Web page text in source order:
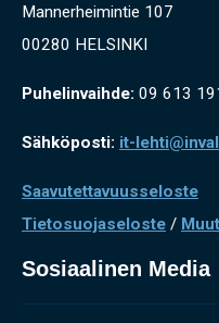
Mannerheimintie 107
00280 HELSINKI
Puhelinvaihde: 09 613
Sähköposti: it-
Saavutettavuusseloste
Tietosuojaseloste /
Sosiaalinen Media